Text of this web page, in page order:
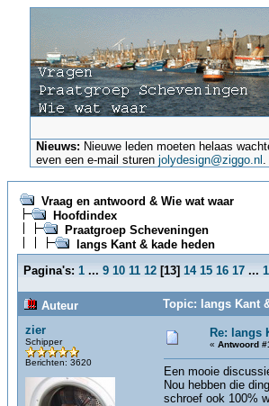
Nieuws: Nieuwe leden moeten helaas
even een e-mail sturenjolydesign@ziggo.nl .
Vraag en antwoord & Wie wat waar
Hoofdindex
Praatgroep Scheveningen
langs Kant & kade heden
Pagina's: 1 ... 9 10 11 12 [13] 14 15 16 17 ...
Auteur
Topic: langs Kant
zier
Schipper
Berichten: 3620
Re: langs
« Antwoord
Een mooie
Nou hebben die
schroef ook 100%